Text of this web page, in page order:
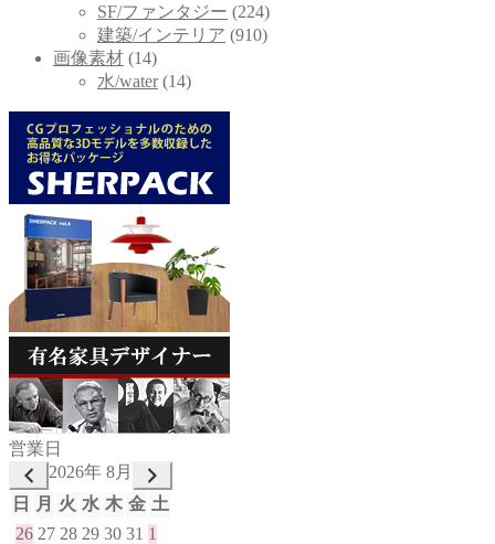
SF/ファンタジー (224)
建築/インテリア (910)
画像素材 (14)
水/water (14)
営業日
2026年 8月
日
月 火 水 木 金 土
26 27 28 29 30 31 1